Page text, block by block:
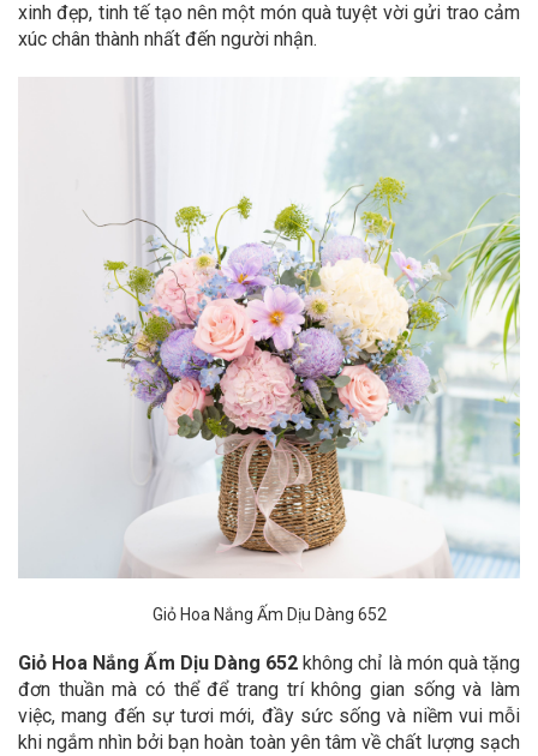
xinh đẹp, tinh tế tạo nên một món quà tuyệt vời gửi trao cảm
xúc chân thành nhất đến người nhận.
Giỏ Hoa Nắng Ấm Dịu Dàng 652
Giỏ Hoa Nắng Ấm Dịu Dàng 652không chỉ là món quà tặng
đơn thuần mà có thể để trang trí không gian sống và làm
việc, mang đến sự tươi mới, đầy sức sống và niềm vui mỗi
khi ngắm nhìn bởi bạn hoàn toàn yên tâm về chất lượng sạch